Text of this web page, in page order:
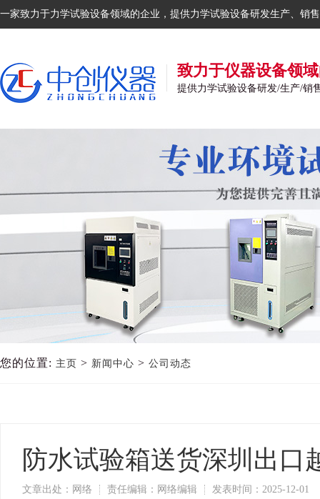
一家致力于力学试验设备领域的企业，提供力学试验设备研发生产、销
致力于仪器设备领
提供力学试验设备研发/生产/销
您的位置: 主页 > 新闻中心 > 公司动态
防水试验箱送货深圳出口
文章出处：网络 责任编辑：网络编辑 发表时间：2025-12-01